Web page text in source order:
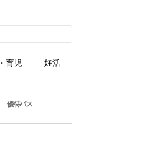
育児 妊活
優待パス